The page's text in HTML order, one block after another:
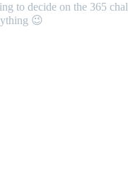
to decide on the 365
😉